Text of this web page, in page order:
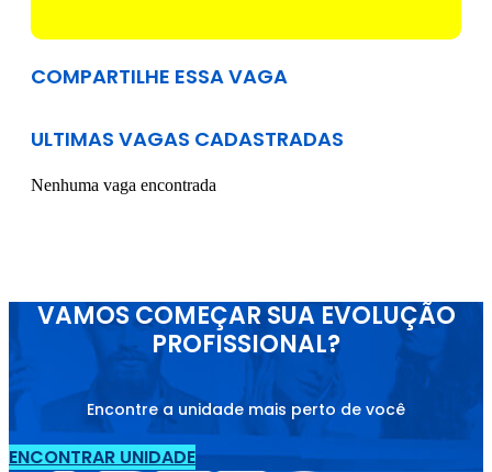
COMPARTILHE ESSA VAGA
ULTIMAS VAGAS CADASTRADAS
Nenhuma vaga encontrada
VAMOS COMEÇAR SUA EVOLUÇÃO
PROFISSIONAL?
Encontre a unidade mais perto de você
ENCONTRAR UNIDADE